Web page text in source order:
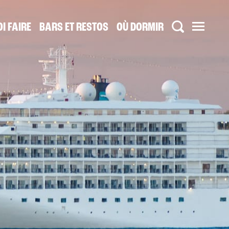
FAIRE BARS ET RESTOS OÙ DORMIR